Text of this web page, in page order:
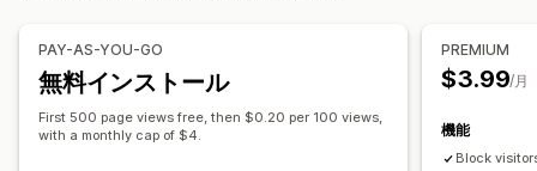
アラートと分析
不審な行為 不正注文通知 訪問者分析
メール通知
ローカライズ設定
国セレクター
PAY-AS-YOU-GO
無料インストール
First 500 page views free, then $0.20 per 100 views,
with a monthly cap of $4.
PREMIUM
$3.99/月
機能
Block